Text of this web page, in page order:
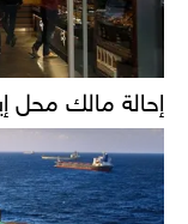
إحالة مالك محل